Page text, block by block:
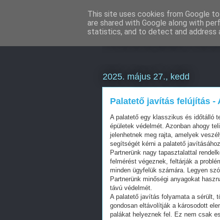
Weboldal
2025. május 27., kedd
Palatető javítás felújítás -
A palatető egy klasszikus és időtálló
épületek védelmét. Azonban ahogy
jelenhetnek meg rajta, amelyek
segítségét kérni a palatető
Partnerünk nagy tapasztalattal
felmérést végeznek, feltárják a
minden ügyfelük számára. Legyen
Partnerünk minőségi anyagokat
távú védelmét.
A palatető javítás folyamata a sérült,
gondosan eltávolítják a károsodott
palákat helyeznek fel. Ez nem csak
This site uses cookies from Google
are shared with Google along with
statistics, and to detect and address